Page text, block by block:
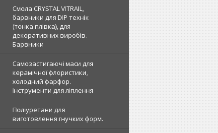
Смола CRYSTAL VITRAIL,
барвники для DIP технік
(тонка плівка), для
декоративних виробів.
Барвники
Самозастигаючі маси для
керамічної флористики,
холодний фарфор.
Інструменти для ліплення
Поліуретани для
виготовлення гнучких форм.